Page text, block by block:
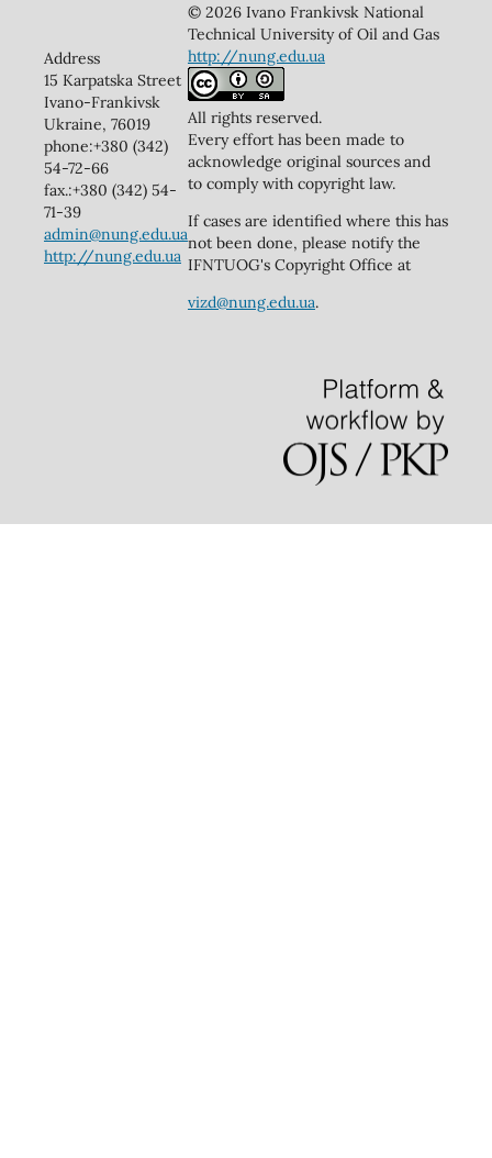
Address
15 Karpatska Street
Ivano-Frankivsk
Ukraine, 76019
phone:+380 (342)
54-72-66
fax.:+380 (342) 54-
71-39
admin@nung.edu.ua
http://nung.edu.ua
© 2026 Ivano Frankivsk National
Technical University of Oil and Gas
http://nung.edu.ua
All rights reserved.
Every effort has been made to
acknowledge original sources and
to comply with copyright law.
If cases are identified where this has
not been done, please notify the
IFNTUOG's Copyright Office at
vizd@nung.edu.ua.